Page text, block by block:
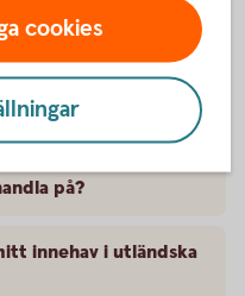
MP (marknadspris)
köp- eller säljorder?
på?
innehav i utländska
cookies